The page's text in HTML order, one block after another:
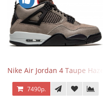
Nike Air Jordan 4 Taupe Haze
7490р.